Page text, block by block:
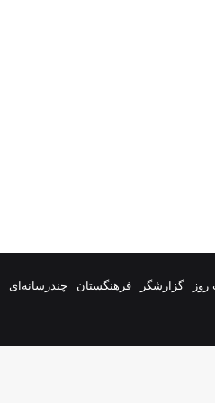
گزارشگر فرهنگستان چندرسانه‌ای